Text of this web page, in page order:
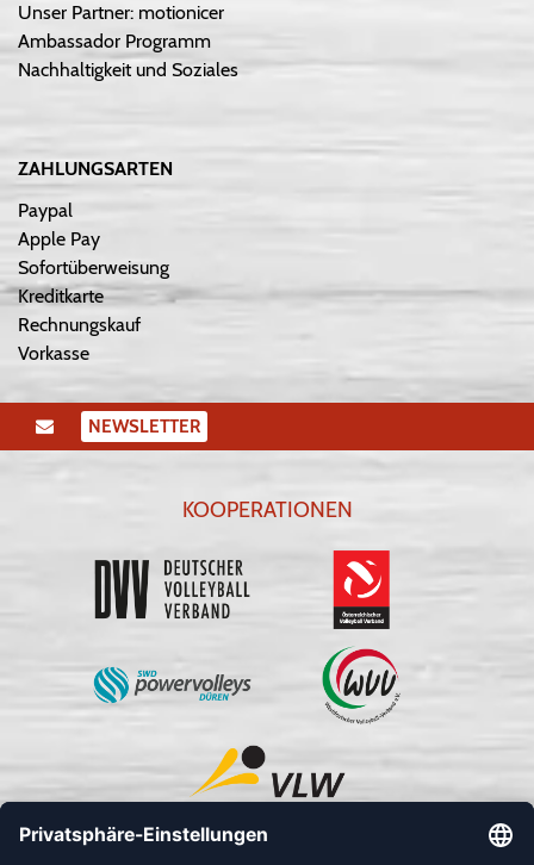
Unser Partner: motionicer
Ambassador Programm
Nachhaltigkeit und Soziales
ZAHLUNGSARTEN
Paypal
Apple Pay
Sofortüberweisung
Kreditkarte
Rechnungskauf
Vorkasse
NEWSLETTER
KOOPERATIONEN